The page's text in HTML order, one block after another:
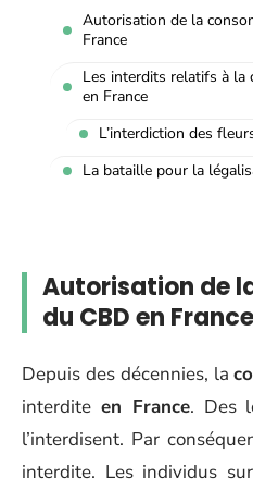
Autorisation de la
France
Les interdits relatifs à la
en France
L’interdiction des
La bataille pour la
Autorisation de
du CBD en France
Depuis des décennies, la
interdite en France. Des
l’interdisent. Par
interdite. Les individus